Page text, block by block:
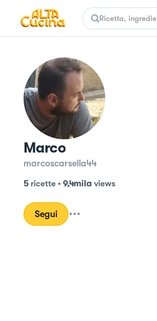
Marco
marcoscarsella44
5 ricette• 9,4mila views
Segui